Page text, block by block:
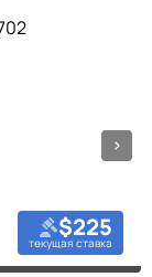
$225
текущая ставка